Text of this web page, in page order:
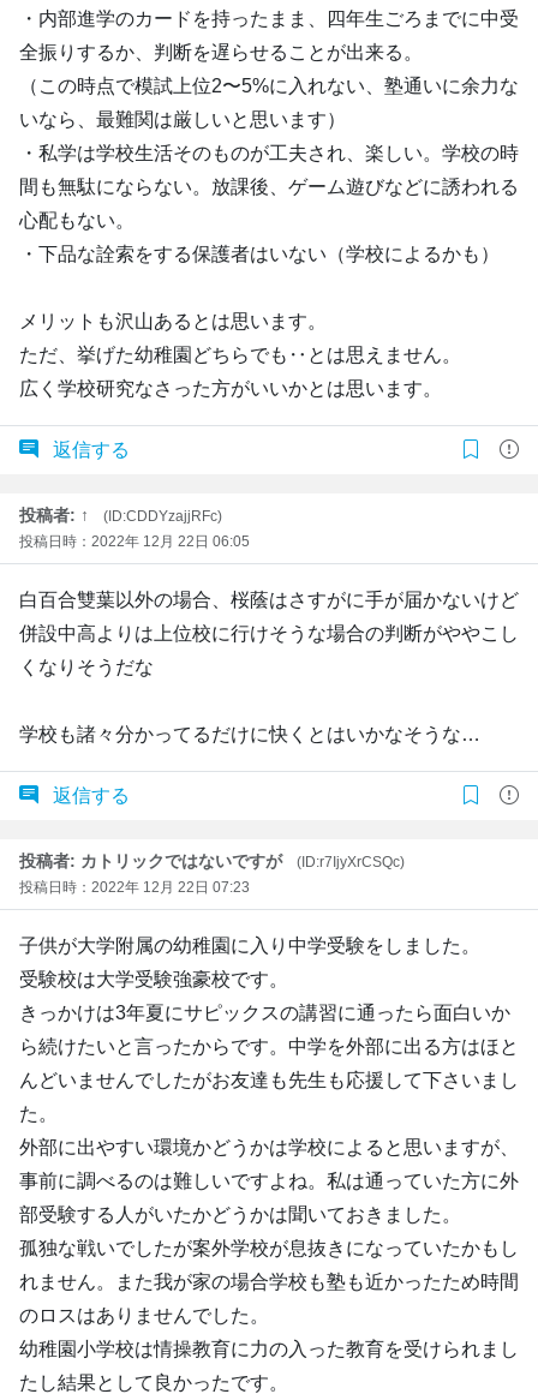
・内部進学のカードを持ったまま、四年生ごろまでに中受
全振りするか、判断を遅らせることが出来る。
（この時点で模試上位2〜5%に入れない、塾通いに余力な
いなら、最難関は厳しいと思います）
・私学は学校生活そのものが工夫され、楽しい。学校の時
間も無駄にならない。放課後、ゲーム遊びなどに誘われる
心配もない。
・下品な詮索をする保護者はいない（学校によるかも）
メリットも沢山あるとは思います。
ただ、挙げた幼稚園どちらでも‥とは思えません。
広く学校研究なさった方がいいかとは思います。
返信する
投稿者: ↑
(ID:CDDYzajjRFc)
投稿日時：2022年 12月 22日 06:05
白百合雙葉以外の場合、桜蔭はさすがに手が届かないけど
併設中高よりは上位校に行けそうな場合の判断がややこし
くなりそうだな
学校も諸々分かってるだけに快くとはいかなそうな…
返信する
投稿者: カトリックではないですが
(ID:r7IjyXrCSQc)
投稿日時：2022年 12月 22日 07:23
子供が大学附属の幼稚園に入り中学受験をしました。
受験校は大学受験強豪校です。
きっかけは3年夏にサピックスの講習に通ったら面白いか
ら続けたいと言ったからです。中学を外部に出る方はほと
んどいませんでしたがお友達も先生も応援して下さいまし
た。
外部に出やすい環境かどうかは学校によると思いますが、
事前に調べるのは難しいですよね。私は通っていた方に外
部受験する人がいたかどうかは聞いておきました。
孤独な戦いでしたが案外学校が息抜きになっていたかもし
れません。また我が家の場合学校も塾も近かったため時間
のロスはありませんでした。
幼稚園小学校は情操教育に力の入った教育を受けられまし
たし結果として良かったです。